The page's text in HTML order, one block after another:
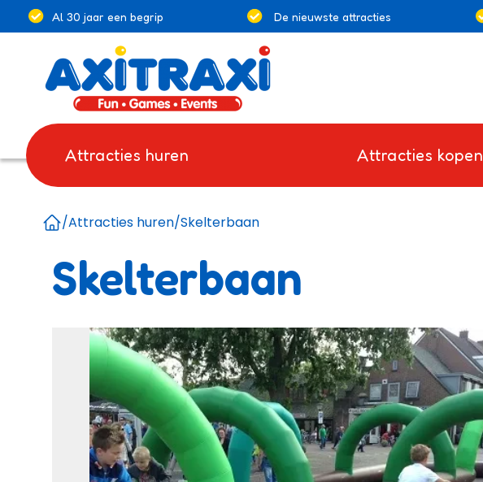
Al 30 jaar een begrip De nieuwste attracties
Attracties huren Attracties kopen
/Attracties huren/Skelterbaan
Skelterbaan